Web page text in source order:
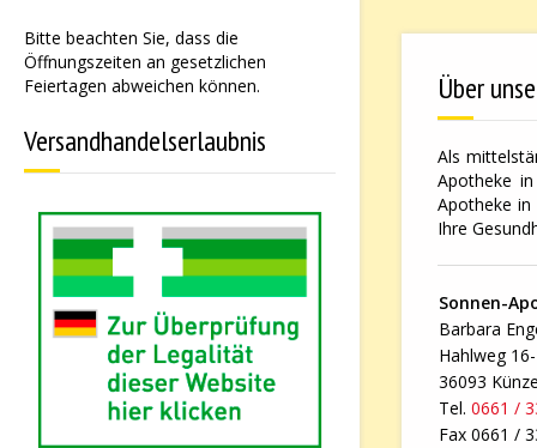
Bitte beachten Sie, dass die
Öffnungszeiten an gesetzlichen
Feiertagen abweichen können.
Versandhandelserlaubnis
Über
Als
Apotheke
Apotheke in
Ihre
Sonnen-
Barbara
Hahlweg
36093
Tel. 0661 /
Fax 0661 /